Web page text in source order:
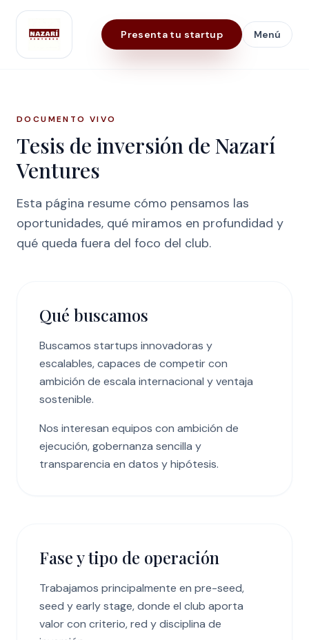
Nazarí Ventures Presenta tu startup Menú
DOCUMENTO VIVO
Tesis de inversión de Nazarí
Ventures
Esta página resume cómo pensamos las
oportunidades, qué miramos en profundidad y
qué queda fuera del foco del club.
Qué buscamos
Buscamos startups innovadoras y
escalables, capaces de competir con
ambición de escala internacional y ventaja
sostenible.
Nos interesan equipos con ambición de
ejecución, gobernanza sencilla y
transparencia en datos y hipótesis.
Fase y tipo de operación
Trabajamos principalmente en pre-seed,
seed y early stage, donde el club aporta
valor con criterio, red y disciplina de